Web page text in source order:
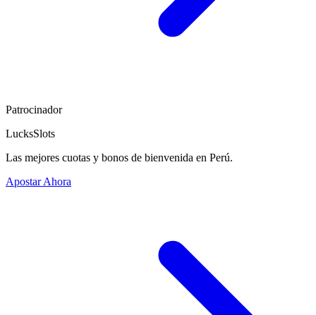
Patrocinador
LucksSlots
Las mejores cuotas y bonos de bienvenida en Perú.
Apostar Ahora